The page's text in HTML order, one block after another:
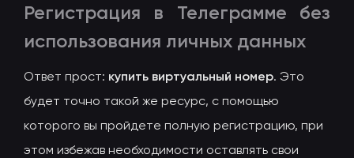
Регистрация в Телеграмме без
использования личных данных
Ответ прост: купить виртуальный номер. Это
будет точно такой же ресурс, с помощью
которого вы пройдете полную регистрацию, при
этом избежав необходимости оставлять свои